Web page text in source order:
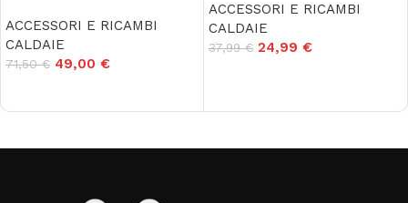
ACCESSORI E RICAMBI
CALDAIE
71,50€ 49,00 €
ACCESSORI E RICAMBI
CALDAIE
37,99€ 24,99 €